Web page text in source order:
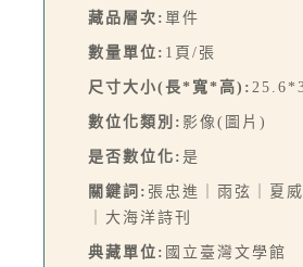
藏品層次: 單件
數量單位: 1頁/張
尺寸大小(長*寬*高):
數位化類別: 影像(圖片)
是否數位化: 是
關鍵詞: 張忠進｜雨弦｜夏
｜大海洋詩刊
典藏單位: 國立臺灣文學館